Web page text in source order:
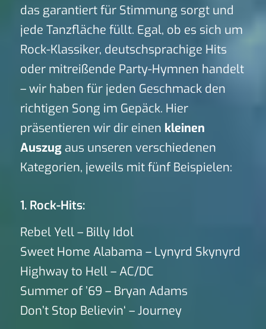
das garantiert für Stimmung sorgt und
jede Tanzfläche füllt. Egal, ob es sich um
Rock-Klassiker, deutschsprachige Hits
oder mitreißende Party-Hymnen handelt
– wir haben für jeden Geschmack den
richtigen Song im Gepäck. Hier
präsentieren wir dir einen kleinen
Auszugaus unseren verschiedenen
Kategorien, jeweils mit fünf Beispielen:
1. Rock-Hits:
Rebel Yell – Billy Idol
Sweet Home Alabama – Lynyrd Skynyrd
Highway to Hell – AC/DC
Summer of ’69 – Bryan Adams
Don’t Stop Believin‘ – Journey